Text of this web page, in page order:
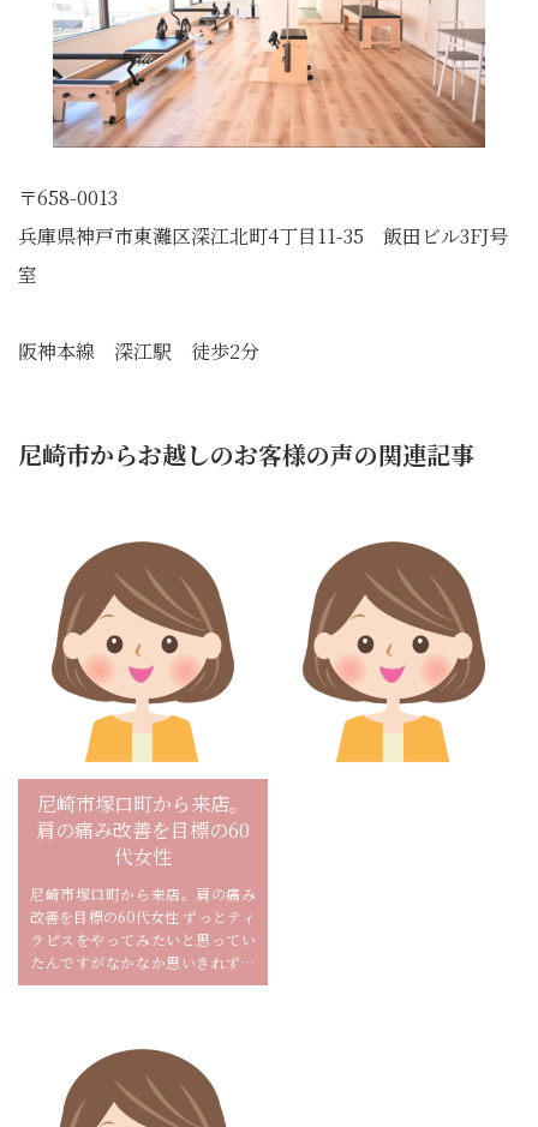
〒658-0013
兵庫県神戸市東灘区深江北町4丁目11-35 飯田ビル3FJ号
室
阪神本線 深江駅 徒歩2分
尼崎市からお越しのお客様の声の関連記事
尼崎市塚口町から来店。
肩の痛み改善を目標の60
代女性
尼崎市塚口町から来店。肩の痛み
改善を目標の60代女性 ずっとティ
ラピスをやってみたいと思ってい
たんですがなかなか思いきれずに
いたんですが知り合いの方からリ